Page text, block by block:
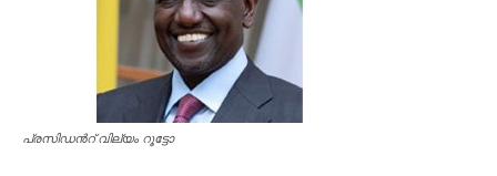
പ്രസിഡൻറ് വില്യം റൂട്ടോ